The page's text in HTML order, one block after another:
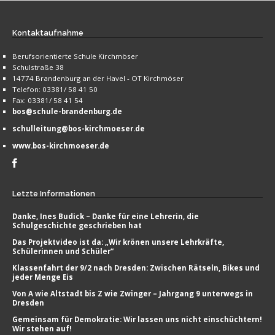
Kontaktaufnahme
Berufsorientierte Schule Kirchmöser
Schulstraße 38
14774 Brandenburg an der Havel - OT Kirchmöser
Telefon: 03381/ 58 41 50
Fax: 03381/ 58 41 54
bos@schule-brandenburg.de
schulleitung@bos-kirchmoeser.de
www.bos-kirchmoeser.de
Letzte Informationen
Danke, Ines Budick – Danke für eine Lehrerin, die
Schulgeschichte geschrieben hat
Das Projektvideo ist da: „Wir krönen unsere Lehrkräfte,
Schülerinnen und Schüler“
Klassenfahrt der 9/2 nach Dresden: Zwischen Rätseln, Bikes und
jeder Menge Eis
Von A wie Altstadt bis Z wie Zwinger – Jahrgang 9 unterwegs in
Dresden
Gemeinsam für Demokratie: Wir lassen uns nicht einschüchtern!
Wir stehen auf!